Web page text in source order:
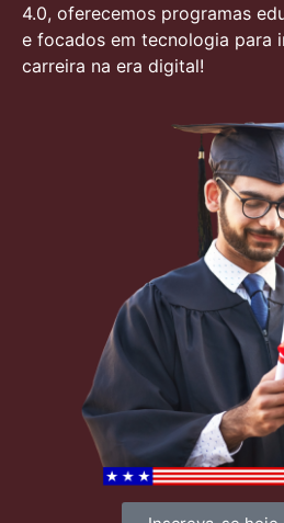
4.0, oferecemos programas
e focados em tecnologia para
carreira na era digital!